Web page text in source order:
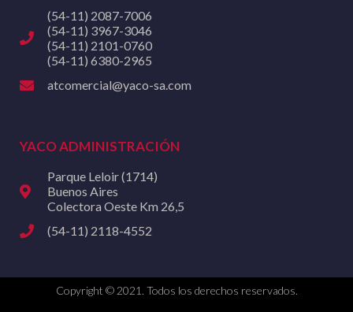
(54-11) 2087-7006
(54-11) 3967-3046
(54-11) 2101-0760
(54-11) 6380-2965
atcomercial@yaco-sa.com
YACO ADMINISTRACIÓN
Parque Leloir (1714)
Buenos Aires
Colectora Oeste Km 26,5
(54-11) 2118-4552
Copyright © 2021. Todos los derechos reservados.